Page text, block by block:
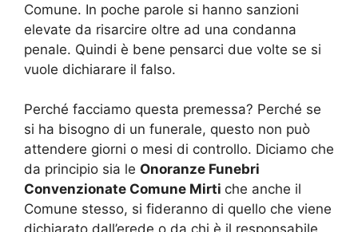
Comune. In poche parole si hanno sanzioni
elevate da risarcire oltre ad una condanna
penale. Quindi è bene pensarci due volte se si
vuole dichiarare il falso.
Perché facciamo questa premessa? Perché se
si ha bisogno di un funerale, questo non può
attendere giorni o mesi di controllo. Diciamo che
da principio sia le Onoranze Funebri
Convenzionate Comune Mirti che anche il
Comune stesso, si fideranno di quello che viene